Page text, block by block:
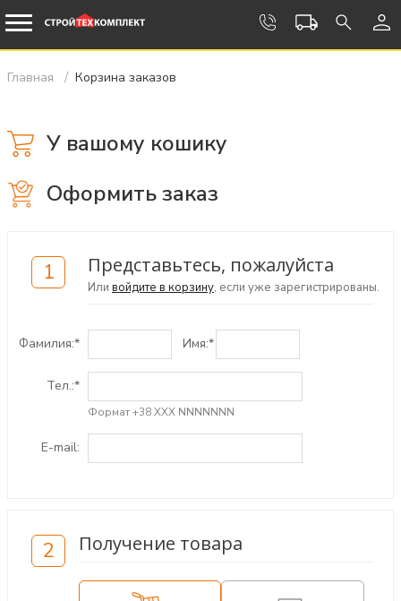
Главная Корзина заказов
У вашому кошику
Оформить заказ
1 Представьтесь, пожалуйста
Или войдите в корзину, если уже зарегистрированы.
Фамилия:* Имя:*
Тел.:*
Формат +38 ХХХ NNNNNNN
E-mail:
2 Получение товара